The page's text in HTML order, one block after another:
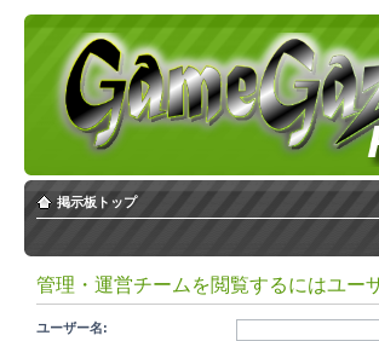
掲示板トップ
管理・運営チームを閲覧するにはユー
ユーザー名: